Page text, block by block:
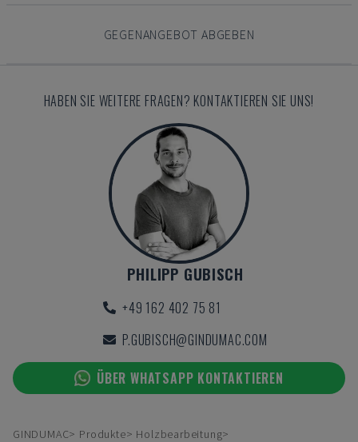
GEGENANGEBOT ABGEBEN
HABEN SIE WEITERE FRAGEN? KONTAKTIEREN SIE UNS!
PHILIPP GUBISCH
+49 162 402 75 81
P.GUBISCH@GINDUMAC.COM
ÜBER WHATSAPP KONTAKTIEREN
GINDUMAC Produkte
Holzbearbeitung